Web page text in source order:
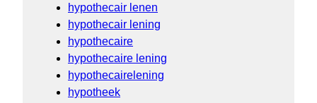
hypothecair lenen
hypothecair lening
hypothecaire
hypothecaire lening
hypothecairelening
hypotheek